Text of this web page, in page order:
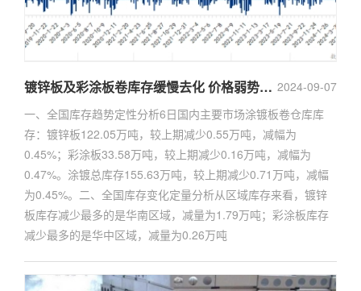
2024-09-07
镀锌板及彩涂板卷库存缓慢去化 价格弱势下跌
一、全国库存趋势定性分析6日国内主要市场涂镀板卷仓库库
存：镀锌板122.05万吨，较上期减少0.55万吨，减幅为
0.45%；彩涂板33.58万吨，较上期减少0.16万吨，减幅为
0.47%。涂镀总库存155.63万吨，较上期减少0.71万吨，减幅
为0.45%。二、全国库存变化定量分析从区域库存来看，镀锌
板库存减少最多的是华南区域，减量为1.79万吨；彩涂板库存
减少最多的是华中区域，减量为0.26万吨